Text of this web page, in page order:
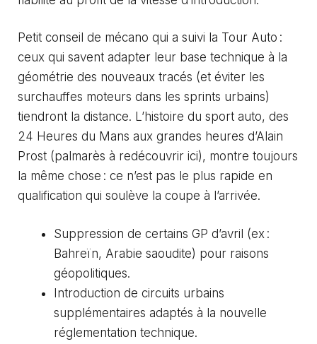
Petit conseil de mécano qui a suivi la Tour Auto :
ceux qui savent adapter leur base technique à la
géométrie des nouveaux tracés (et éviter les
surchauffes moteurs dans les sprints urbains)
tiendront la distance. L’histoire du sport auto, des
24 Heures du Mans aux grandes heures d’Alain
Prost (palmarès à redécouvrir ici), montre toujours
la même chose : ce n’est pas le plus rapide en
qualification qui soulève la coupe à l’arrivée.
Suppression de certains GP d’avril (ex :
Bahreïn, Arabie saoudite) pour raisons
géopolitiques.
Introduction de circuits urbains
supplémentaires adaptés à la nouvelle
réglementation technique.